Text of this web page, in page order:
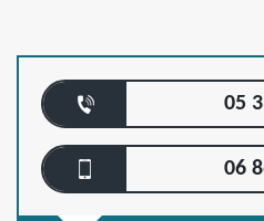
05
06